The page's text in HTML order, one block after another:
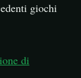
giochi
di